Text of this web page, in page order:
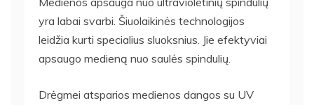
yra labai svarbi. Šiuolaikinės technologijos
leidžia kurti specialius sluoksnius. Jie efektyviai
apsaugo medieną nuo saulės spindulių.
Drėgmei atsparios medienos dangos su UV